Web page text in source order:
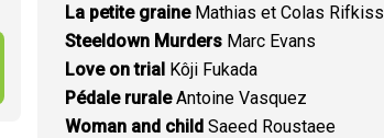
La petite graineMathias et Colas Rifkiss
Steeldown Murders Marc Evans
Love on trial Kôji Fukada
Pédale ruraleAntoine Vasquez
Woman and child Saeed Roustaee